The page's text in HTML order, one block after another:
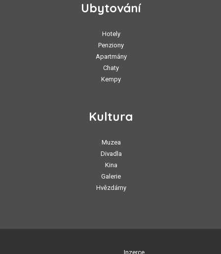
Ubytování
Hotely
Penziony
Apartmány
Chaty
Kempy
Kultura
Muzea
Divadla
Kina
Galerie
Hvězdárny
Inzerce